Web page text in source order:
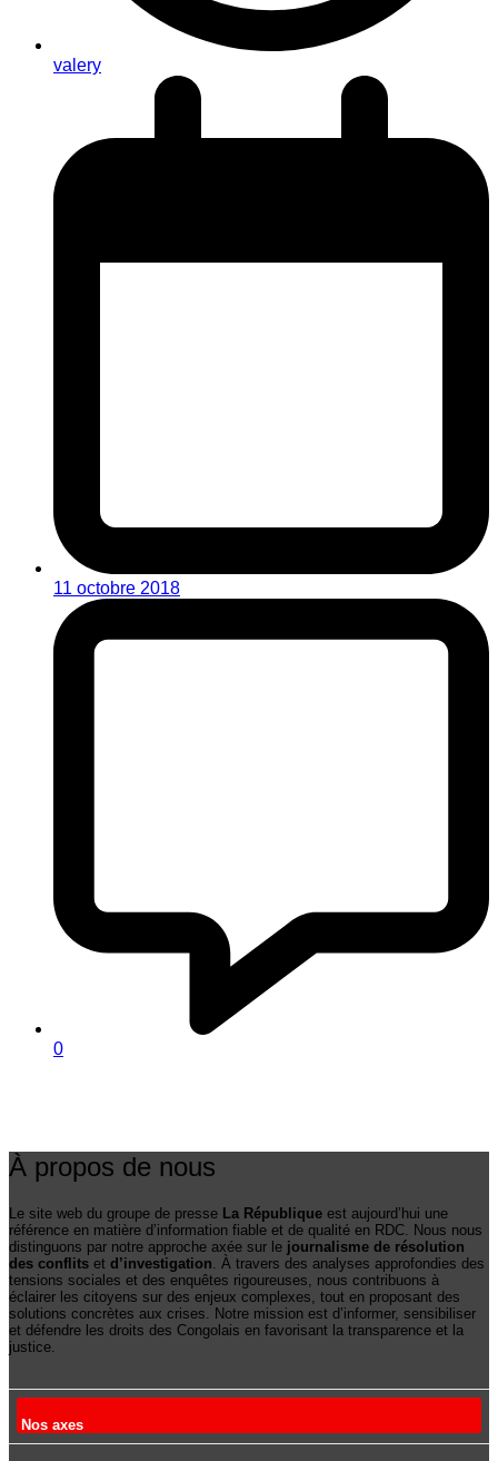
valery
11 octobre 2018
0
À propos de nous
Le site web du groupe de presse La République est aujourd’hui une
référence en matière d’information fiable et de qualité en RDC. Nous nous
distinguons par notre approche axée sur le journalisme de résolution
des conflits et d’investigation. À travers des analyses approfondies des
tensions sociales et des enquêtes rigoureuses, nous contribuons à
éclairer les citoyens sur des enjeux complexes, tout en proposant des
solutions concrètes aux crises. Notre mission est d’informer, sensibiliser
et défendre les droits des Congolais en favorisant la transparence et la
justice.
Nos axes